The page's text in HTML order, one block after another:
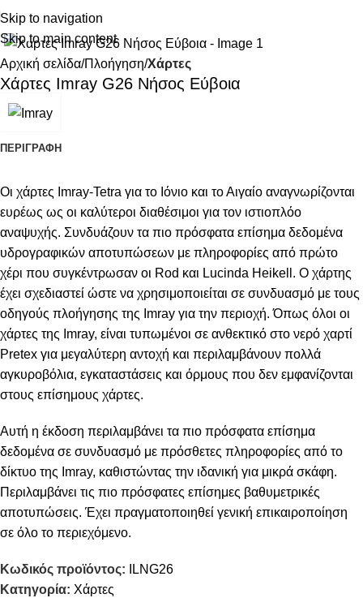
Skip to navigation
Skip to main content
Κάντε κλικ για μεγέθυνση
Αρχική σελίδα Πλοήγηση Χάρτες
Χάρτες Imray G26 Νήσος Εύβοια
ΠΕΡΙΓΡΑΦΉ
Οι χάρτες Imray-Tetra για το Ιόνιο και το Αιγαίο αναγνωρίζονται
ευρέως ως οι καλύτεροι διαθέσιμοι για τον ιστιοπλόο
αναψυχής. Συνδυάζουν τα πιο πρόσφατα επίσημα δεδομένα
υδρογραφικών αποτυπώσεων με πληροφορίες από πρώτο
χέρι που συγκέντρωσαν οι Rod και Lucinda Heikell. Ο χάρτης
έχει σχεδιαστεί ώστε να χρησιμοποιείται σε συνδυασμό με τους
οδηγούς πλοήγησης της Imray για την περιοχή. Όπως όλοι οι
χάρτες της Imray, είναι τυπωμένοι σε ανθεκτικό στο νερό χαρτί
Pretex για μεγαλύτερη αντοχή και περιλαμβάνουν πολλά
αγκυροβόλια, εγκαταστάσεις και όρμους που δεν εμφανίζονται
στους επίσημους χάρτες.
Αυτή η έκδοση περιλαμβάνει τα πιο πρόσφατα επίσημα
δεδομένα σε συνδυασμό με πρόσθετες πληροφορίες από το
δίκτυο της Imray, καθιστώντας την ιδανική για μικρά σκάφη.
Περιλαμβάνει τις πιο πρόσφατες επίσημες βαθυμετρικές
αποτυπώσεις. Έχει πραγματοποιηθεί γενική επικαιροποίηση
σε όλο το περιεχόμενο.
Κωδικός προϊόντος:
ILNG26
Κατηγορία: Χάρτες